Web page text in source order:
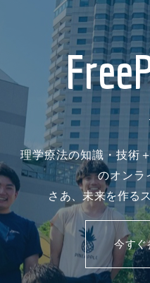
理学療法の知識・技術
のオンラ
さあ、未来を作る
今すぐ